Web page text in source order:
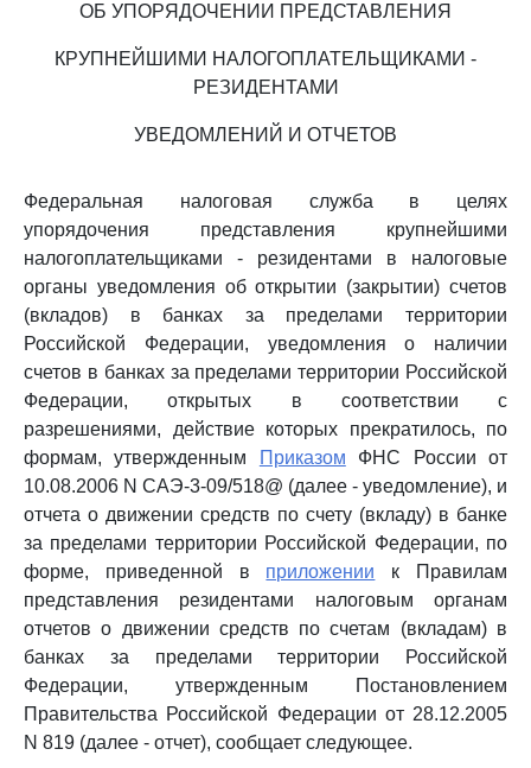
ОБ УПОРЯДОЧЕНИИ ПРЕДСТАВЛЕНИЯ
КРУПНЕЙШИМИ НАЛОГОПЛАТЕЛЬЩИКАМИ -
РЕЗИДЕНТАМИ
УВЕДОМЛЕНИЙ И ОТЧЕТОВ
Федеральная налоговая служба в целях
упорядочения представления крупнейшими
налогоплательщиками - резидентами в налоговые
органы уведомления об открытии (закрытии) счетов
(вкладов) в банках за пределами территории
Российской Федерации, уведомления о наличии
счетов в банках за пределами территории Российской
Федерации, открытых в соответствии с
разрешениями, действие которых прекратилось, по
формам, утвержденным
Приказом ФНС России от
10.08.2006 N САЭ-3-09/518@ (далее - уведомление), и
отчета о движении средств по счету (вкладу) в банке
за пределами территории Российской Федерации, по
форме, приведенной в приложении к Правилам
представления резидентами налоговым органам
отчетов о движении средств по счетам (вкладам) в
банках за пределами территории Российской
Федерации, утвержденным Постановлением
Правительства Российской Федерации от 28.12.2005
N 819 (далее - отчет), сообщает следующее.